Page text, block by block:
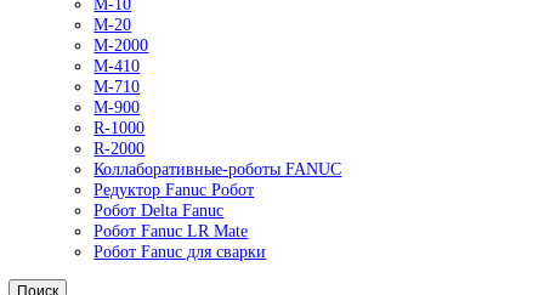
Роботы Epson
Роботы FANUC
M-10
M-20
M-2000
M-410